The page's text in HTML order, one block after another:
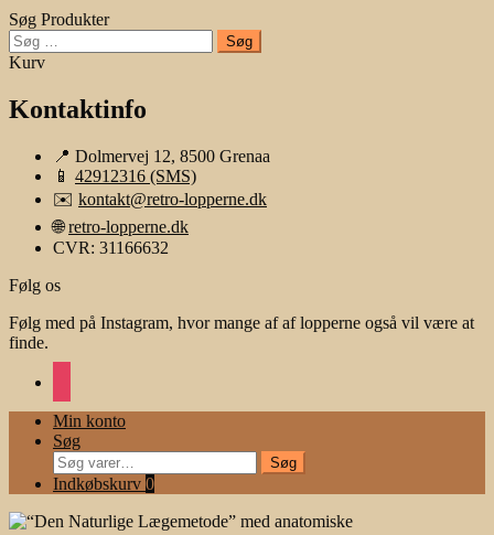
Søg Produkter
Søg
efter:
Kurv
Kontaktinfo
📍 Dolmervej 12, 8500 Grenaa
📱 42912316 (SMS)
✉️ kontakt@retro-lopperne.dk
🌐retro-lopperne.dk
CVR: 31166632
Følg os
Følg med på Instagram, hvor mange af af lopperne også vil være at
finde.
Min konto
Søg
Søg
efter:
Søg
Indkøbskurv 0